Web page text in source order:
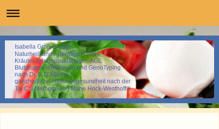
Isabella Groß-Dietzel
Naturheilkunde-Beraterin DNB®
Kräuter-Erlebnispädagogin, AGL
Blutgruppenernährung und GenoTyping
nach Dr. P. D'Adamo
ganzheitliche Haltungsgesundheit nach der
Tai Chi Methode von Marie Hock-Westhoff®